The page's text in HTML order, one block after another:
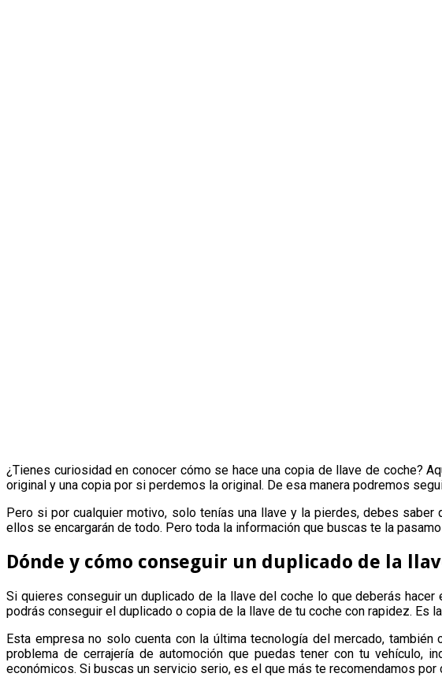
¿Tienes curiosidad en conocer cómo se hace una copia de llave de coche?
original y una copia por si perdemos la original. De esa manera podremos
Pero si por cualquier motivo, solo tenías una llave y la pierdes, debes
ellos se encargarán de todo. Pero toda la información que buscas te la
Dónde y cómo conseguir un duplicado de la
Si quieres conseguir un duplicado de la llave del coche lo que deberás hacer
podrás conseguir el duplicado o copia de la llave de tu coche con rapidez. Es
Esta empresa no solo cuenta con la última tecnología del mercado,
problema de cerrajería de automoción que puedas tener con tu vehículo,
económicos. Si buscas un servicio serio, es el que más te recomendamos por